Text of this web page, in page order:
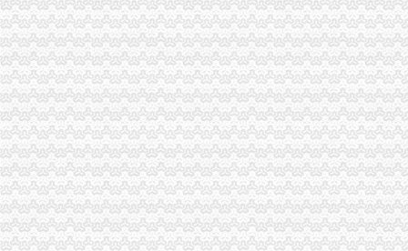
全系统2006年消费维权效果明显
2006年无照经营案件呈现五大征
潼南局重庆注销分公司立足三点化突发事件预防机制
企业处化服务大力支持西南第一家保险公司成立
全市代理注销分公司工商系统开展粮油市场专项检查况
梁平局认真学习市重庆注销分公司局机关处级以上干部大会会议精
南岸局重庆注销税务采取四项措施扶持弱势群体
南岸局围绕三大重点开展节日市分公司营业执照注销场食品安全监管
渝北局八条措施加元旦春节市分公司营业执照注销场监管
奉节县工商局重庆注销税务四个环节确保两节食品安全
市分公司营业执照注销局陈文渝副局长到开县局检查指导工作
市重庆注销分公司工商局全面推广广告监管信息化建设试点成果
九龙坡区工商分局代理注销分公司四项措施确保花博会顺利开幕